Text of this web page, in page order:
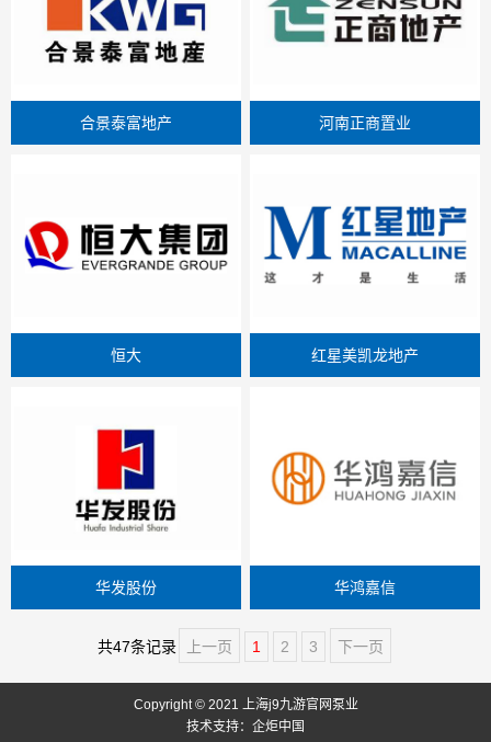
合景泰富地产 河南正商置业
恒大 红星美凯龙地产
华发股份 华鸿嘉信
共47条记录 上一页 1 2 3 下一页
Copyright © 2021 上海j9九游官网泵业
技术支持：企炬中国